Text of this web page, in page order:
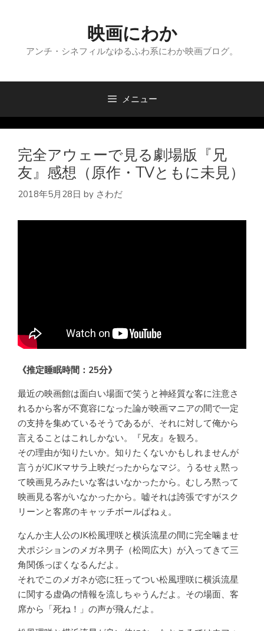
へ
映画にわか
アンチ・シネフィルなゆるふわ系にわか映画ブログ。
メニュー
完全アウェーで見る劇場版『兄
友』感想（原作・TVともに未見）
2018年5月28日 by さわだ
《推定睡眠時間：25分》
最近の映画館は面白い場面で笑うと神経質な客に注意さ
れるから客が不寛容になった論が映画マニアの間で一定
の支持を集めているそうであるが、それに対して俺から
言えることはこれしかない。『兄友』を観ろ。
その理由が知りたいか。知りたくないかもしれませんが
言うがJCJKマサラ上映だったからなマジ。うるせぇ黙っ
て映画見ろみたいな客はいなかったから。むしろ黙って
映画見る客がいなかったから。嘘それは誇張ですがスク
リーンと客席のキャッチボールぱねぇ。
なんか主人公のJK松風理咲と横浜流星の間に完全噛ませ
犬ポジションのメガネ男子（松岡広大）が入ってきて三
角関係っぽくなるんだよ。
それでこのメガネが恋に狂ってつい松風理咲に横浜流星
に関する虚偽の情報を流しちゃうんだよ。その場面、客
席から「死ね！」の声が飛んだよ。